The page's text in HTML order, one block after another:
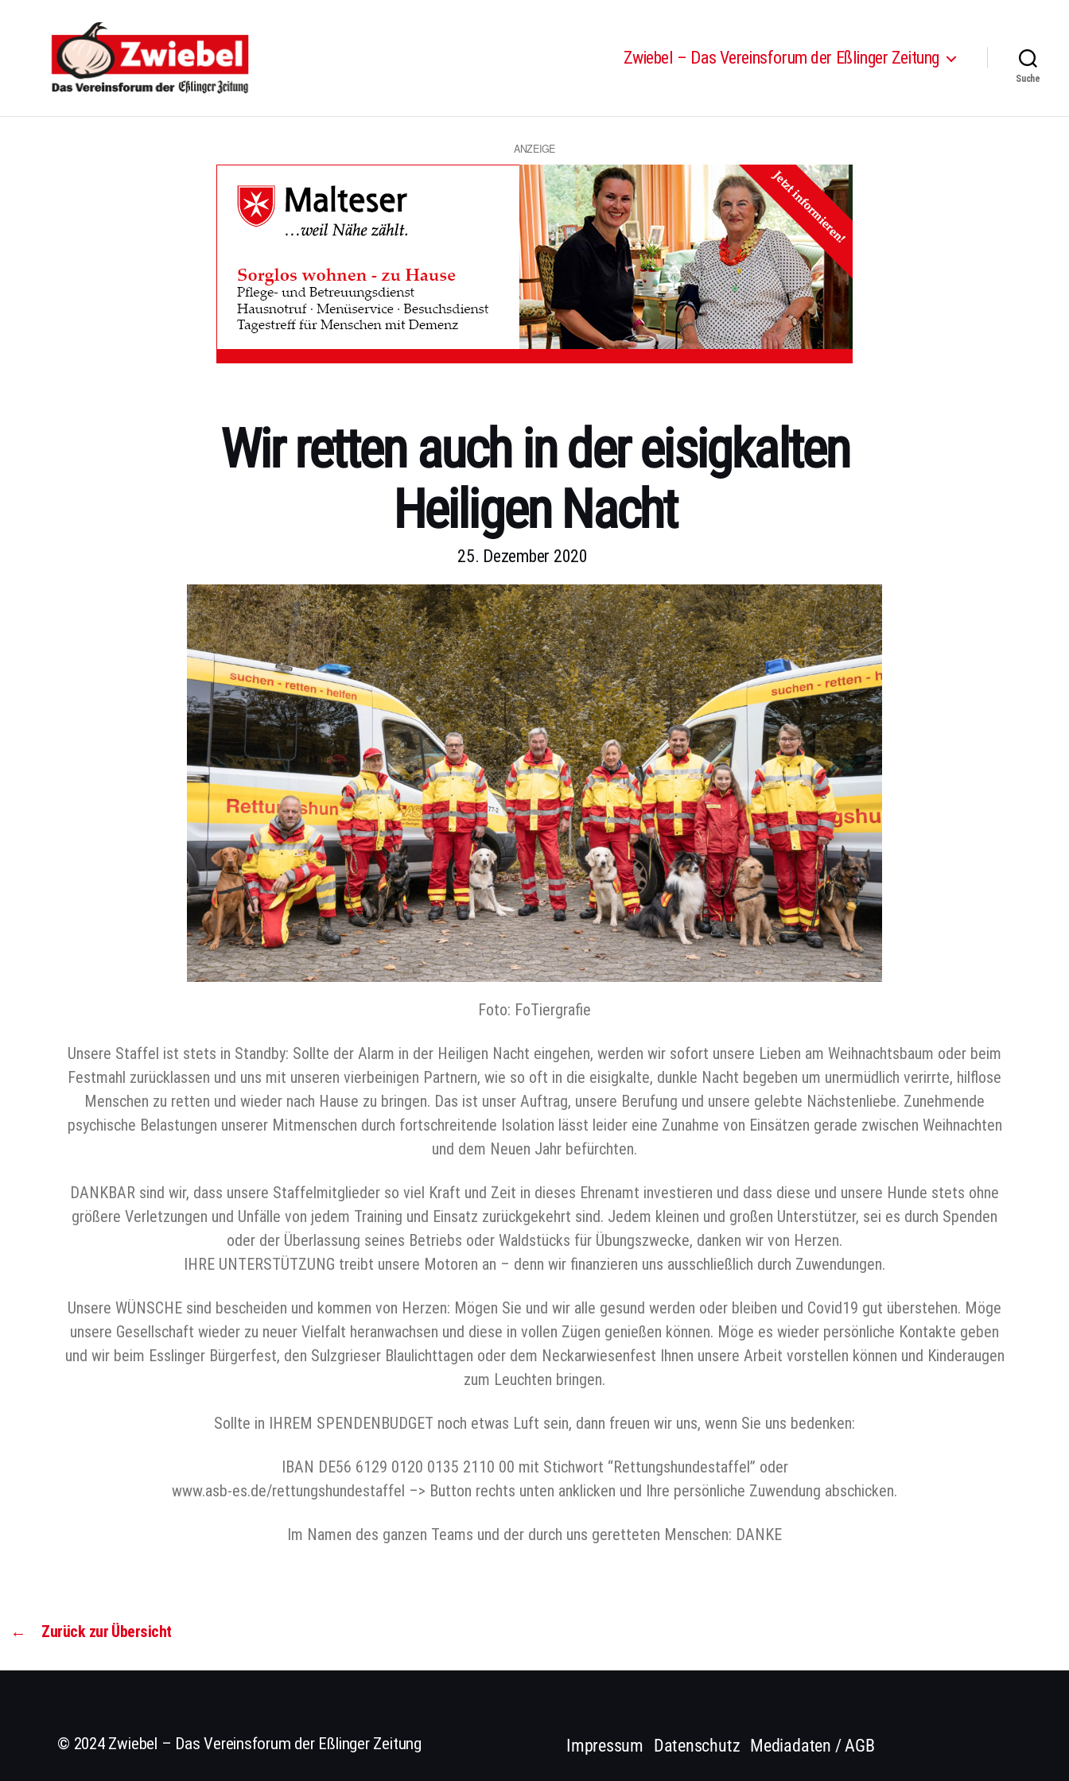
-
Zwiebel – Das Vereinsforum der Eßlinger Zeitung
Suche
ANZEIGE
Wir retten auch in der eisigkalten
Heiligen Nacht
25. Dezember 2020
Foto: FoTiergrafie
Unsere Staffel ist stets in Standby: Sollte der Alarm in der Heiligen Nacht eingehen, werden wir sofort unsere Lieben am Weihnachtsbaum oder beim
Festmahl zurücklassen und uns mit unseren vierbeinigen Partnern, wie so oft in die eisigkalte, dunkle Nacht begeben um unermüdlich verirrte, hilflose
Menschen zu retten und wieder nach Hause zu bringen. Das ist unser Auftrag, unsere Berufung und unsere gelebte Nächstenliebe. Zunehmende
psychische Belastungen unserer Mitmenschen durch fortschreitende Isolation lässt leider eine Zunahme von Einsätzen gerade zwischen Weihnachten
und dem Neuen Jahr befürchten.
DANKBAR sind wir, dass unsere Staffelmitglieder so viel Kraft und Zeit in dieses Ehrenamt investieren und dass diese und unsere Hunde stets ohne
größere Verletzungen und Unfälle von jedem Training und Einsatz zurückgekehrt sind. Jedem kleinen und großen Unterstützer, sei es durch Spenden
oder der Überlassung seines Betriebs oder Waldstücks für Übungszwecke, danken wir von Herzen.
IHRE UNTERSTÜTZUNG treibt unsere Motoren an – denn wir finanzieren uns ausschließlich durch Zuwendungen.
Unsere WÜNSCHE sind bescheiden und kommen von Herzen: Mögen Sie und wir alle gesund werden oder bleiben und Covid19 gut überstehen. Möge
unsere Gesellschaft wieder zu neuer Vielfalt heranwachsen und diese in vollen Zügen genießen können. Möge es wieder persönliche Kontakte geben
und wir beim Esslinger Bürgerfest, den Sulzgrieser Blaulichttagen oder dem Neckarwiesenfest Ihnen unsere Arbeit vorstellen können und Kinderaugen
zum Leuchten bringen.
Sollte in IHREM SPENDENBUDGET noch etwas Luft sein, dann freuen wir uns, wenn Sie uns bedenken:
IBAN DE56 6129 0120 0135 2110 00 mit Stichwort “Rettungshundestaffel” oder
www.asb-es.de/rettungshundestaffel –> Button rechts unten anklicken und Ihre persönliche Zuwendung abschicken.
Im Namen des ganzen Teams und der durch uns geretteten Menschen: DANKE
← Zurück zur Übersicht
© 2024 Zwiebel – Das Vereinsforum der Eßlinger Zeitung Impressum Datenschutz Mediadaten / AGB